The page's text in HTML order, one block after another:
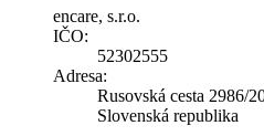
encare, s.r.o.
IČO:
52302555
Adresa:
Rusovská cesta 2986/
Slovenská republika